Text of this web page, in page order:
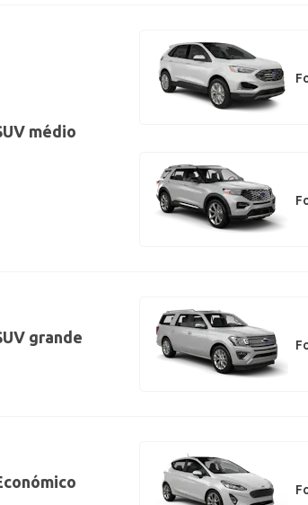
médio
grande